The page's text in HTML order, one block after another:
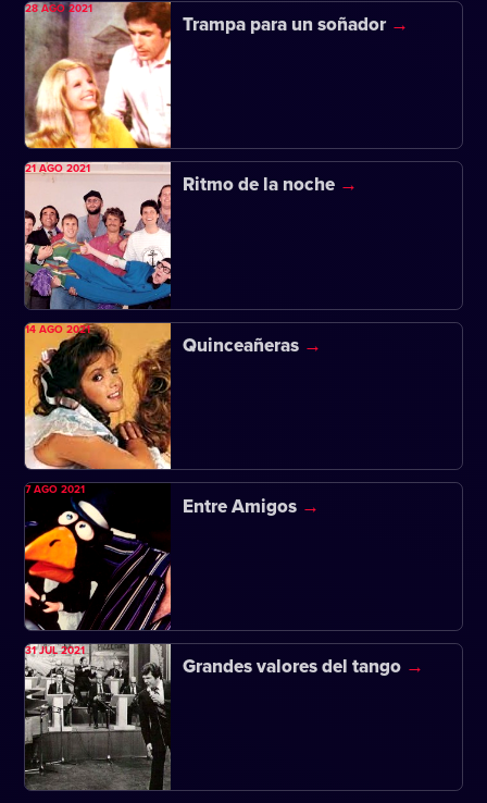
Trampa para un soñador
28 AGO 2021
Ritmo de la noche
21 AGO 2021
Quinceañeras
14 AGO 2021
Entre Amigos
7 AGO 2021
Grandes valores del tango
31 JUL 2021